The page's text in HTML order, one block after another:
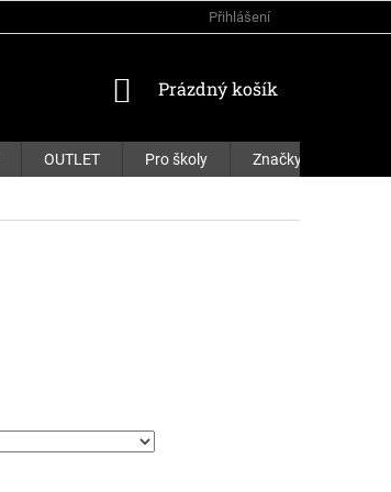
Přihlášení
NÁKUPNÍ
Prázdný košík
OUTLET Pro školy Značky